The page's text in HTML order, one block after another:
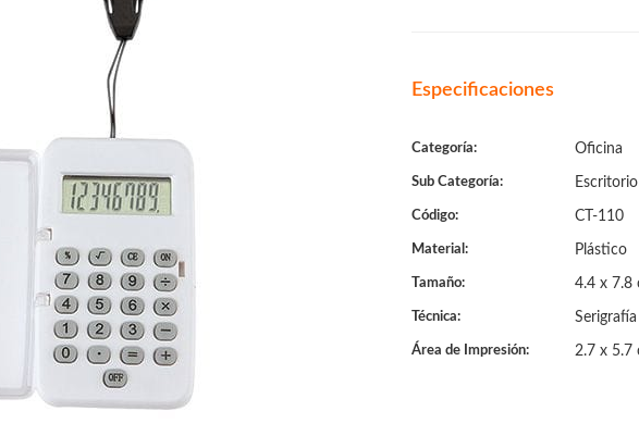
Especificaciones
Categoría: Oficina
Sub Categoría: Escritorio
Código: CT-110
Material: Plástico
Tamaño: 4.4 x 7.8
Técnica: Serigrafía
Área de Impresión: 2.7 x 5.7